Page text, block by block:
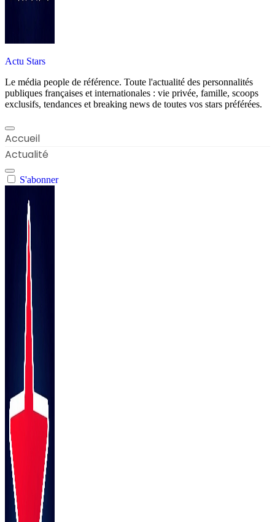
Actu Stars
Le média people de référence. Toute l'actualité des personnalités
publiques françaises et internationales : vie privée, famille, scoops
exclusifs, tendances et breaking news de toutes vos stars préférées.
Accueil
Actualité
S'abonner